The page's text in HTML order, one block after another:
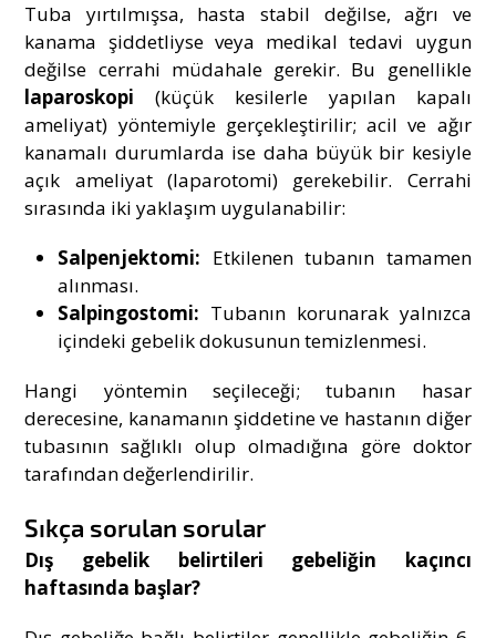
Tuba yırtılmışsa, hasta stabil değilse, ağrı ve
kanama şiddetliyse veya medikal tedavi uygun
değilse cerrahi müdahale gerekir. Bu genellikle
laparoskopi (küçük kesilerle yapılan kapalı
ameliyat) yöntemiyle gerçekleştirilir; acil ve ağır
kanamalı durumlarda ise daha büyük bir kesiyle
açık ameliyat (laparotomi) gerekebilir. Cerrahi
sırasında iki yaklaşım uygulanabilir:
Salpenjektomi: Etkilenen tubanın tamamen
alınması.
Salpingostomi: Tubanın korunarak yalnızca
içindeki gebelik dokusunun temizlenmesi.
Hangi yöntemin seçileceği; tubanın hasar
derecesine, kanamanın şiddetine ve hastanın diğer
tubasının sağlıklı olup olmadığına göre doktor
tarafından değerlendirilir.
Sıkça sorulan sorular
Dış gebelik belirtileri gebeliğin kaçıncı
haftasında başlar?